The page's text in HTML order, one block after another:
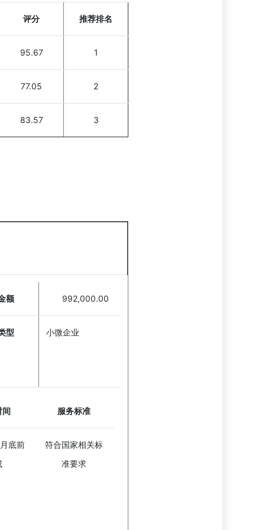
评分 推荐排名
95.67 1
77.05 2
83.57 3
额 992,000.00
型 小微企业
间 服务标准
底前
符合国家相关标
准要求